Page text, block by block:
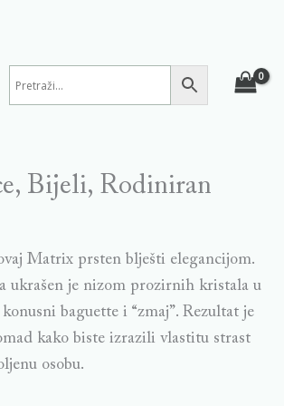
Bijeli, Rodiniran
Matrix prsten blješti elegancijom.
ukrašen je nizom prozirnih kristala u
baguette i “zmaj”. Rezultat je
kako biste izrazili vlastitu strast
osobu.